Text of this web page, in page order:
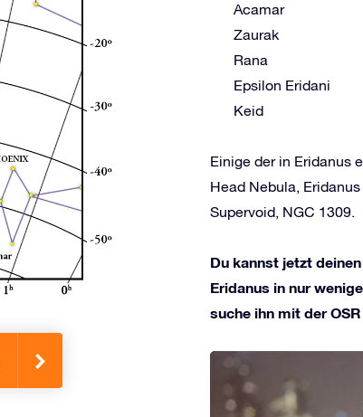
Acamar
Zaurak
Rana
Epsilon Eridani
Keid
Einige der in Eridanus
Head Nebula,
Supervoid, NGC 1309.
Du kannst jetzt
Eridanus in nur
suche ihn mit der